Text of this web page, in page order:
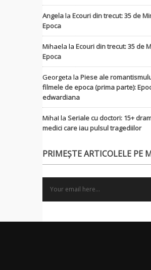
Angelala Ecouri din trecut: 35 de
Epoca
Mihaela la Ecouri din trecut: 35 de
Epoca
Georgeta la Piese ale
filmele de epoca (prima parte):
edwardiana
MihaI la Seriale cu doctori: 15+
medici care iau pulsul tragediilor
PRIMEȘTE ARTICOLELE PE